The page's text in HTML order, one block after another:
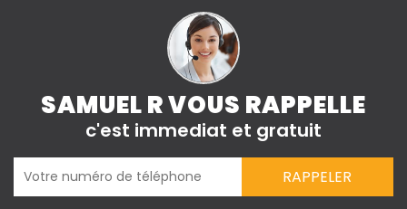
SAMUEL R VOUS RAPPELLE
c'est immediat et gratuit